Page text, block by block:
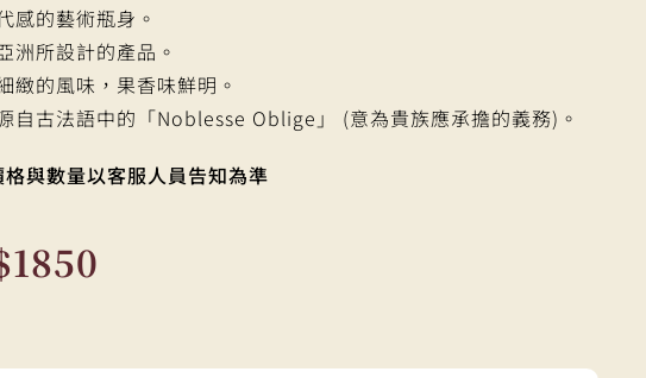
感的藝術瓶身。
洲所設計的產品。
緻的風味，果香味鮮明。
自古法語中的「Noblesse Oblige」 (意為貴族應承擔的義務)。
與數量以客服人員告知為準
1850